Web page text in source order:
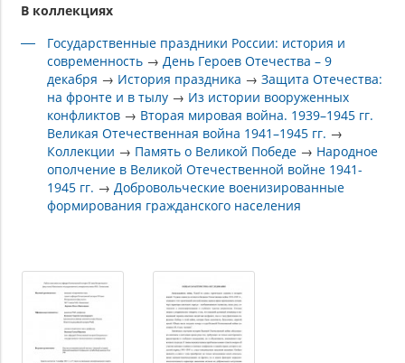
В коллекциях
Государственные праздники России: история и
современность →День Героев Отечества – 9
декабря → История праздника →Защита Отечества:
на фронте и в тылу → Из истории вооруженных
конфликтов → Вторая мировая война. 1939–1945 гг.
Великая Отечественная война 1941–1945 гг. →
Коллекции → Память о Великой Победе → Народное
ополчение в Великой Отечественной войне 1941-
1945 гг. →Добровольческие военизированные
формирования гражданского населения